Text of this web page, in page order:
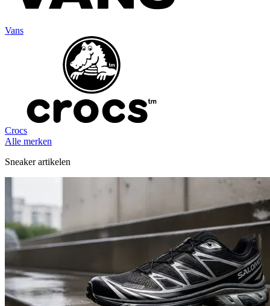
Vans
Crocs
Alle merken
Sneaker artikelen